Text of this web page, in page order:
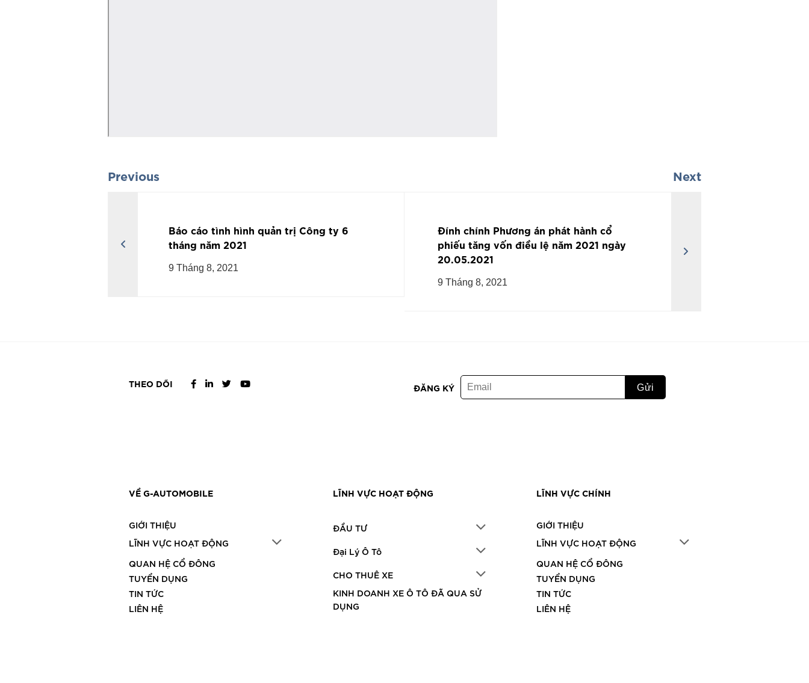
Previous
Báo cáo tình hình quản trị Công ty 6
tháng năm 2021
9 Tháng 8, 2021
Next
Đính chính Phương án phát hành cổ
phiếu tăng vốn điều lệ năm 2021 ngày
20.05.2021
9 Tháng 8, 2021
THEO DÕI ĐĂNG KÝ
VỀ G-AUTOMOBILE
GIỚI THIỆU
LĨNH VỰC HOẠT ĐỘNG
QUAN HỆ CỔ ĐÔNG
TUYỂN DỤNG
TIN TỨC
LIÊN HỆ
LĨNH VỰC HOẠT ĐỘNG
ĐẦU TƯ
Đại Lý Ô Tô
CHO THUÊ XE
KINH DOANH XE Ô TÔ ĐÃ QUA SỬ
DỤNG
LĨNH VỰC CHÍNH
GIỚI THIỆU
LĨNH VỰC HOẠT ĐỘNG
QUAN HỆ CỔ ĐÔNG
TUYỂN DỤNG
TIN TỨC
LIÊN HỆ